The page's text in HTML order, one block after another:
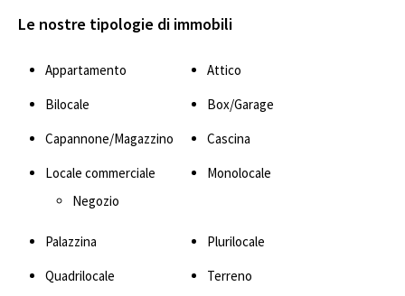
Le nostre tipologie di immobili
Appartamento
Attico
Bilocale
Box/Garage
Capannone/Magazzino
Cascina
Locale commerciale
Negozio
Monolocale
Palazzina
Plurilocale
Quadrilocale
Terreno